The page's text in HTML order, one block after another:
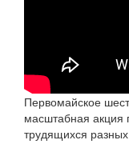
Первомайское
масштабная акция
трудящихся